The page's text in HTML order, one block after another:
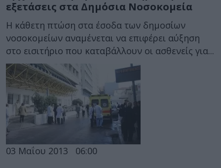
εξετάσεις στα Δημόσια Νοσοκομεία
Η κάθετη πτώση στα έσοδα των δημοσίων
νοσοκομείων αναμένεται να επιφέρει αύξηση
στο εισιτήριο που καταβάλλουν οι ασθενείς για...
03 Μαΐου 2013 06:00